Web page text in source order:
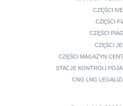
CZĘŚCI
CZĘŚCI
CZĘŚCI
CZĘŚCI
CZĘŚCI MAGAZYN
STACJE KONTROLI
CNG LNG